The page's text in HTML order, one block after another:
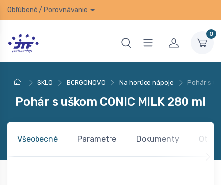
Obľúbené / Porovnávanie
0
SKLO BORGONOVO Na horúce nápoje Pohár s
Pohár s uškom CONIC MILK 280 ml
Všeobecné Parametre Dokumenty